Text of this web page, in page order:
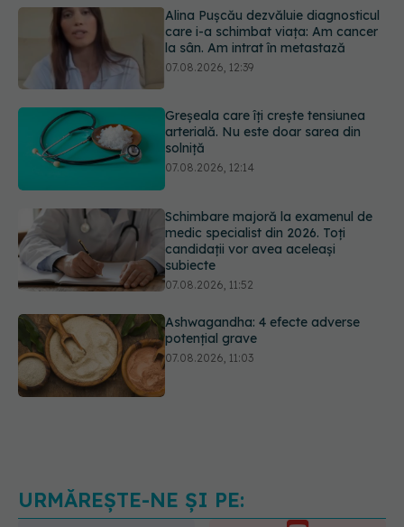
Alina Pușcău dezvăluie diagnosticul
care i-a schimbat viața: Am cancer
la sân. Am intrat în metastază
07.08.2026, 12:39
Greșeala care îți crește tensiunea
arterială. Nu este doar sarea din
solniță
07.08.2026, 12:14
Schimbare majoră la examenul de
medic specialist din 2026. Toți
candidații vor avea aceleași
subiecte
07.08.2026, 11:52
Ashwagandha: 4 efecte adverse
potențial grave
07.08.2026, 11:03
URMĂREȘTE-NE ȘI PE: